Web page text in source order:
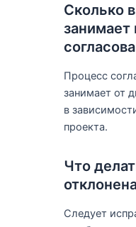
Сколько
занимает
Процесс
занимает от
в
проекта.
Что
Следует